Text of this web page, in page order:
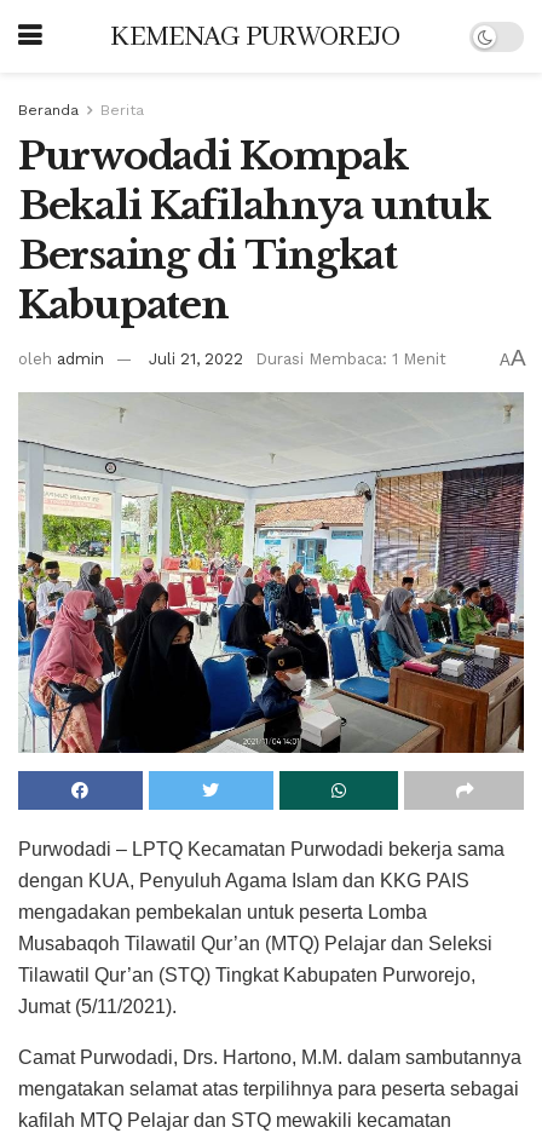
KEMENAG PURWOREJO
Beranda Berita
Purwodadi Kompak
Bekali Kafilahnya untuk
Bersaing di Tingkat
Kabupaten
oleh admin Juli 21, 2022 Durasi Membaca: 1 Menit AA
Purwodadi – LPTQ Kecamatan Purwodadi bekerja sama
dengan KUA, Penyuluh Agama Islam dan KKG PAIS
mengadakan pembekalan untuk peserta Lomba
Musabaqoh Tilawatil Qur’an (MTQ) Pelajar dan Seleksi
Tilawatil Qur’an (STQ) Tingkat Kabupaten Purworejo,
Jumat (5/11/2021).
Camat Purwodadi, Drs. Hartono, M.M. dalam sambutannya
mengatakan selamat atas terpilihnya para peserta sebagai
kafilah MTQ Pelajar dan STQ mewakili kecamatan